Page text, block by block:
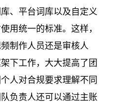
、平台词库以及自定义
用统一的标准。这样，
制作人员还是审核人
下工作，大大提高了团
人对合规要求理解不同
负责人还可以通过主账